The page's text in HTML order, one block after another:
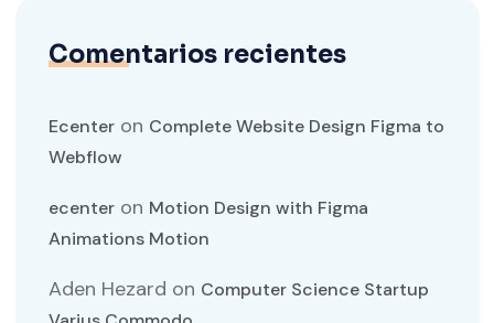
Comentarios recientes
Ecenteron Complete Website Design Figma to
Webflow
ecenteron Motion Design with Figma
Animations Motion
Aden Hezard on Computer Science Startup